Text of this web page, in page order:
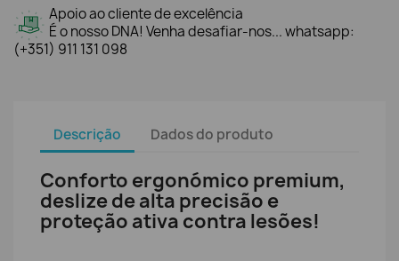
Apoio ao cliente de excelência
É o nosso DNA! Venha desafiar-nos... whatsapp:
(+351) 911 131 098
Descrição Dados do produto
Conforto ergonómico premium,
deslize de alta precisão e
proteção ativa contra lesões!